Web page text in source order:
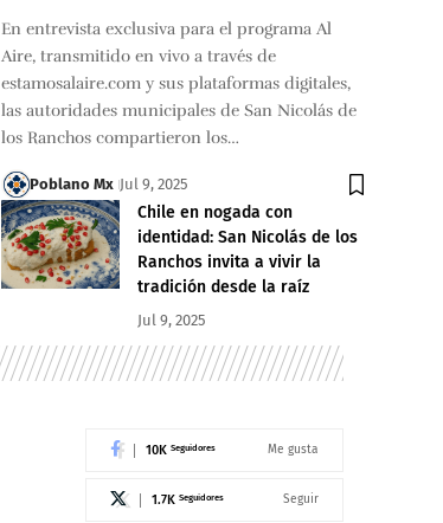
En entrevista exclusiva para el programa Al
Aire, transmitido en vivo a través de
estamosalaire.com y sus plataformas digitales,
las autoridades municipales de San Nicolás de
los Ranchos compartieron los…
Poblano Mx Jul 9, 2025
Chile en nogada con
identidad: San Nicolás de los
Ranchos invita a vivir la
tradición desde la raíz
Jul 9, 2025
10K Seguidores Me gusta
1.7K Seguidores Seguir